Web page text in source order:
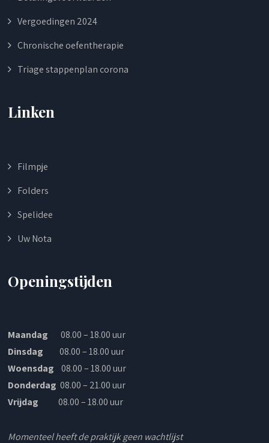
Vergoedingen 2024
Chronische oefentherapie
Triage stappenplan corona
Linken
Filmpje
Folders
Spelidee
Uw Nota
Openingstijden
Maandag 08.00 – 18.00 uur
Dinsdag 08.00 – 18.00 uur
Woensdag 08.00 – 18.00 uur
Donderdag08.00 – 21.00 uur
Vrijdag 08.00 – 18.00 uur
Momenteel heeft de praktijk geen wachtlijst